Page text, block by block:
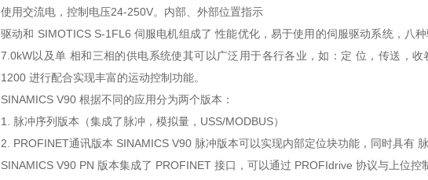
使用交流电，控制电压24-250V。内部、外部位置指示
驱动和 SIMOTICS S-1FL6 伺服电机组成了 性能优化，易于使用的伺服驱动系统，八
7.0kW以及单 相和三相的供电系统使其可以广泛用于各行各业，如：定 位，传送，
1200 进行配合实现丰富的运动控制功能。
SINAMICS V90 根据不同的应用分为两个版本：
1. 脉冲序列版本（集成了脉冲，模拟量，USS/MODBUS）
2. PROFINET通讯版本 SINAMICS V90 脉冲版本可以实现内部定位块功能，同时具有
SINAMICS V90 PN 版本集成了 PROFINET 接口，可以通过 PROFIdrive 协议与上位控